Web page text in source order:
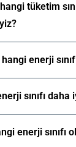
tüketim
enerji
sınıfı daha
enerji sınıfı